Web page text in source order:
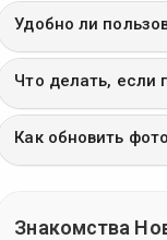
Удобно ли
Что делать, если
Как обновить
Знакомства